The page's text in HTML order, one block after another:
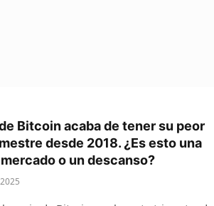
Bitcoin acaba de tener su peor
desde 2018. ¿Es esto una
o un descanso?